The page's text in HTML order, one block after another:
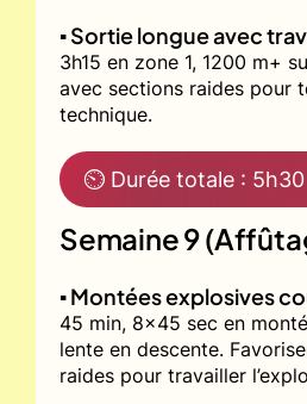
▪️ Sortie longue avec
3h15 en zone 1, 1200 m+
avec sections raides pour
technique.
⏲ Durée totale : 5h30
Semaine 9
▪️ Montées explosives
45 min, 8x45 sec en
lente en descente.
raides pour travailler